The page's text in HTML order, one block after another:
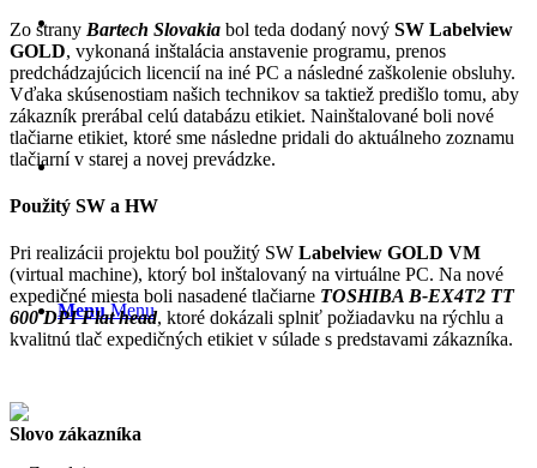
Menu Menu
Zo strany Bartech Slovakia bol teda dodaný nový SW Labelview
GOLD, vykonaná inštalácia anstavenie programu, prenos
predchádzajúcich licencií na iné PC a následné zaškolenie obsluhy.
Vďaka skúsenostiam našich technikov sa taktiež predišlo tomu, aby
zákazník prerábal celú databázu etikiet. Nainštalované boli nové
tlačiarne etikiet, ktoré sme následne pridali do aktuálneho zoznamu
tlačiarní v starej a novej prevádzke.
Použitý SW a HW
Pri realizácii projektu bol použitý SW Labelview GOLD VM
(virtual machine), ktorý bol inštalovaný na virtuálne PC. Na nové
expedičné miesta boli nasadené tlačiarne TOSHIBA B-EX4T2 TT
600 DPI Flat head, ktoré dokázali splniť požiadavku na rýchlu a
kvalitnú tlač expedičných etikiet v súlade s predstavami zákazníka.
Slovo zákazníka